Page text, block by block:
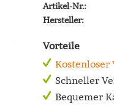
Artikel-Nr.:
Hersteller:
Vorteile
Kostenloser
Schneller
Bequemer